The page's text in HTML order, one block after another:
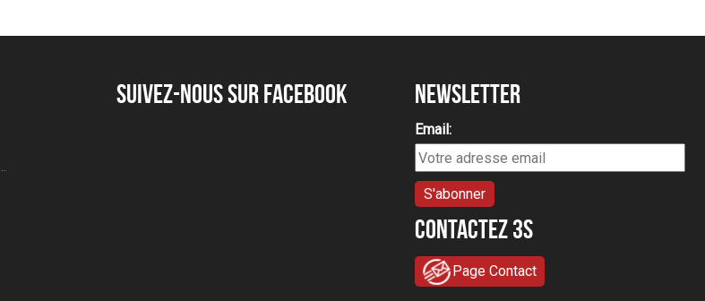
Suivez-nous sur Facebook Newsletter
Email:
Contactez 3S
Page Contact